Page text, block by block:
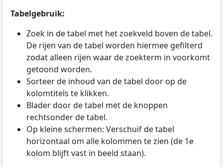
Tabelgebruik:
Zoek in de tabel met het zoekveld boven de tabel.
De rijen van de tabel worden hiermee gefilterd
zodat alleen rijen waar de zoekterm in voorkomt
getoond worden.
Sorteer de inhoud van de tabel door op de
kolomtitels te klikken.
Blader door de tabel met de knoppen
rechtsonder de tabel.
Op kleine schermen: Verschuif de tabel
horizontaal om alle kolommen te zien (de 1e
kolom blijft vast in beeld staan).